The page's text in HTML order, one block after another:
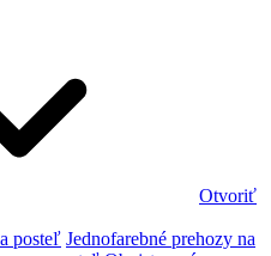
Otvoriť
posteľ Jednofarebné prehozy na